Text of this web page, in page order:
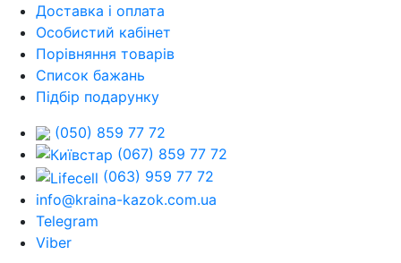
Доставка і оплата
Особистий кабінет
Порівняння товарів
Список бажань
Підбір подарунку
(050) 859 77 72
(067) 859 77 72
(063) 959 77 72
info@kraina-kazok.com.ua
Telegram
Viber